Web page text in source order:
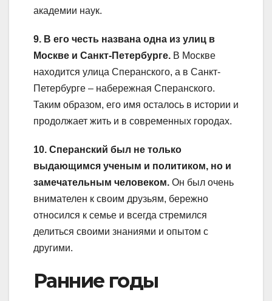
академии наук.
9. В его честь названа одна из улиц в
Москве и Санкт-Петербурге. В Москве
находится улица Сперанского, а в Санкт-
Петербурге – набережная Сперанского.
Таким образом, его имя осталось в истории и
продолжает жить и в современных городах.
10. Сперанский был не только
выдающимся ученым и политиком, но и
замечательным человеком. Он был очень
внимателен к своим друзьям, бережно
относился к семье и всегда стремился
делиться своими знаниями и опытом с
другими.
Ранние годы